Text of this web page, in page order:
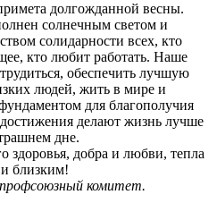
долгожданной весны.
солнечным светом и
солидарности всех, кто
кто любит работать. Наше
обеспечить лучшую
людей, жить в мире и
для благополучия
делают жизнь лучше
дне.
здоровья, добра и любви, тепла
близким!
комитет.